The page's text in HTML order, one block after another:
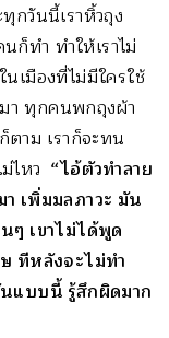
กวันนี้เราหิ้วถุง
ก็ทำ ทำให้เราไม่
เมืองที่ไม่มีใครใช้
า ทุกคนพกถุงผ้า
ตาม เราก็จะทน
ไหว “ไอ้ตัวทำลาย
เพิ่มมลภาวะ มัน
ๆ เขาไม่ได้พูด
ทีหลังจะไม่ทำ
แบบนี้ รู้สึกผิดมาก